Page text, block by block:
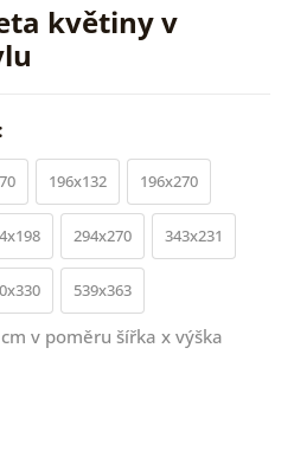
květiny v
196x132 196x270
294x270 343x231
539x363
v poměru šířka x výška